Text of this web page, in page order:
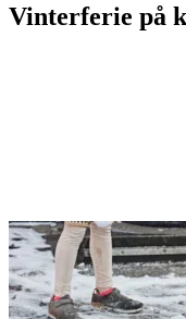
Vinterferie på